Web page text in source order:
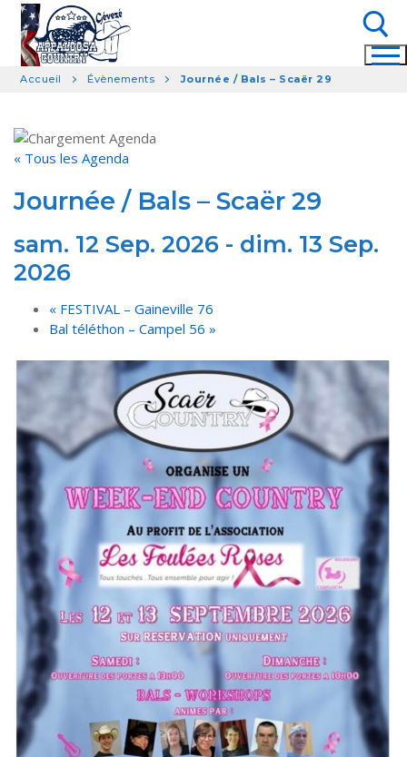
Aller
contenu
Accueil Évènements Journée / Bals – Scaër 29
« Tous les Agenda
Journée / Bals – Scaër 29
sam. 12 Sep. 2026 - dim. 13 Sep.
2026
« FESTIVAL – Gaineville 76
Bal téléthon – Campel 56»